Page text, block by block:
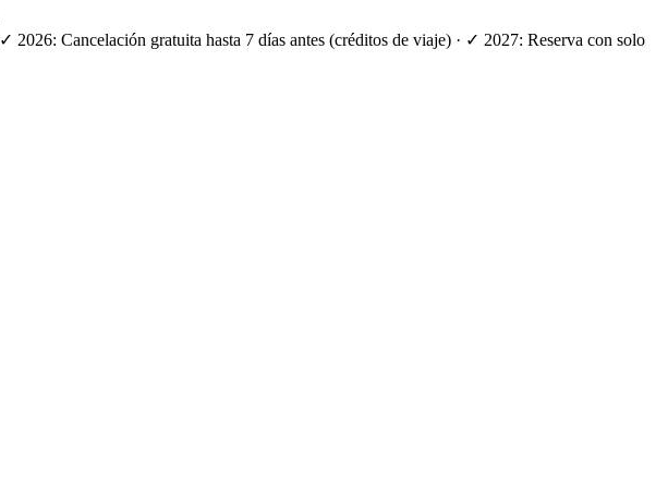
✓ 2026: Cancelación gratuita hasta 7 días antes (créditos de viaje) · ✓ 2027: Reserva con solo